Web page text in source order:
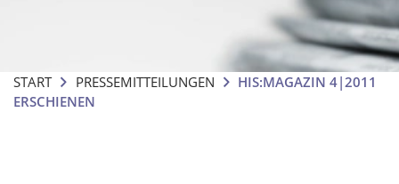
START PRESSEMITTEILUNGEN
HIS:MAGAZIN 4|2011
ERSCHIENEN